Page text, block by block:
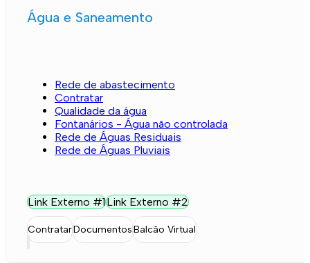
Água e Saneamento
Rede de abastecimento
Contratar
Qualidade da água
Fontanários - Água não controlada
Rede de Águas Residuais
Rede de Águas Pluviais
Link Externo #1Link Externo #2
ContratarDocumentosBalcão Virtual